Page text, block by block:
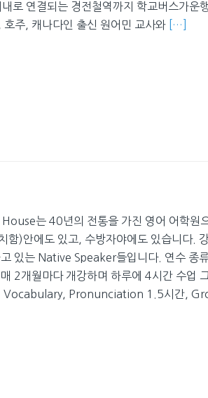
로 연결되는 경전철역까지 학교버스가운
주, 캐나다인 출신 원어민 교사와
[…]
는 40년의 전통을 가진 영어 어학원
)안에도 있고, 수방자야에도 있습니다. 강
있는 Native Speaker들입니다. 연수 종
2개월마다 개강하며 하루에 4시간 수업
Vocabulary, Pronunciation 1.5시간,